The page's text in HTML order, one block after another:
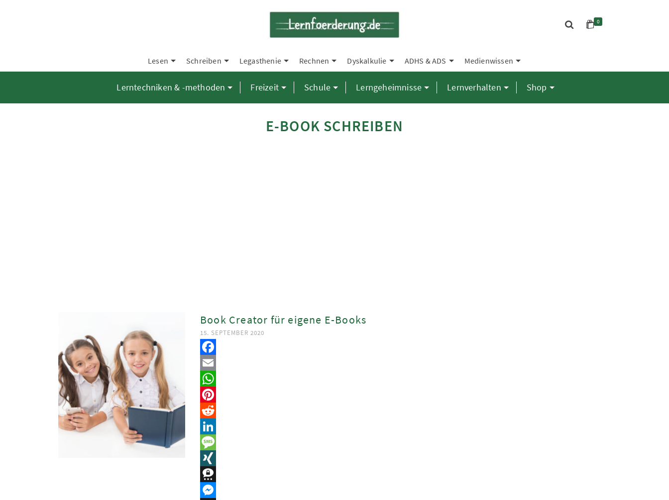
0
Lesen Schreiben Legasthenie Rechnen Dyskalkulie ADHS & ADS Medienwissen
Lerntechniken & -methoden Freizeit Schule Lerngeheimnisse Lernverhalten Shop
E-BOOK SCHREIBEN
Book Creator für eigene E-Books
15. SEPTEMBER 2020
Facebook
Email
WhatsApp
Pinterest
Reddit
LinkedIn
Message
XING
Threema